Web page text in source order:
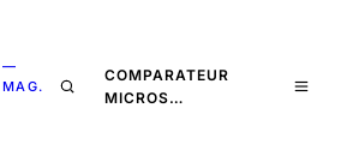
—
MAG.
COMPARATEUR
MICROS…